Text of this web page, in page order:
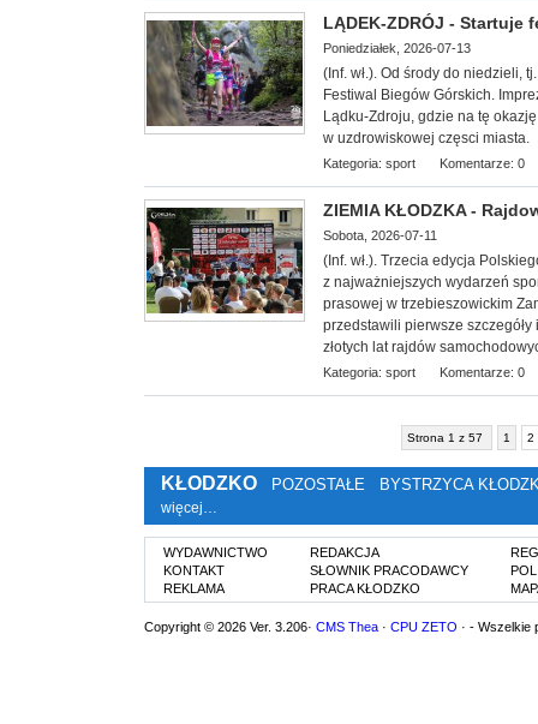
LĄDEK-ZDRÓJ - Startuje
Poniedziałek, 2026-07-13
(Inf. wł.). Od środy do niedzieli,
Festiwal Biegów Górskich.
Lądku-Zdroju, gdzie na tę
w uzdrowiskowej częsci miasta.
Kategoria: sport Komentarze: 0
ZIEMIA KŁODZKA -
Sobota, 2026-07-11
(Inf. wł.). Trzecia edycja
z najważniejszych wydarzeń
prasowej w trzebieszowickim
przedstawili pierwsze
złotych lat rajdów
Kategoria: sport Komentarze: 0
Strona 1 z 57 1 2
KŁODZKO POZOSTAŁE BYSTRZYCA
więcej…
WYDAWNICTWO
KONTAKT
REKLAMA
REDAKCJA
SŁOWNIK PRACODAWCY
PRACA KŁODZKO
Copyright © 2026 Ver. 3.206· CMS Thea · CPU ZETO · - Wszelkie